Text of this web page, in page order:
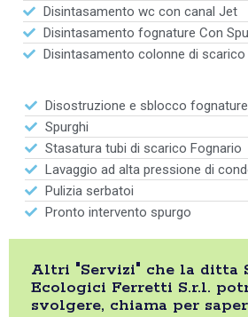
Disintasamento wc con canal Jet
Disintasamento fognature Con
Disintasamento colonne di scarico
Disostruzione e sblocco fognature
Spurghi
Stasatura tubi di scarico Fognario
Lavaggio ad alta pressione di
Pulizia serbatoi
Pronto intervento spurgo
Altri "Servizi" che la ditta
Ecologici Ferretti S.r.l.
svolgere, chiama per